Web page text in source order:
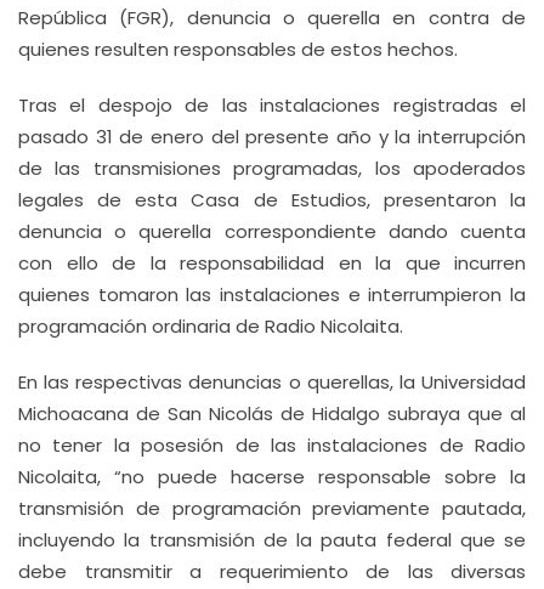
República (FGR), denuncia o querella en contra de
quienes resulten responsables de estos hechos.
Tras el despojo de las instalaciones registradas el
pasado 31 de enero del presente año y la interrupción
de las transmisiones programadas, los apoderados
legales de esta Casa de Estudios, presentaron la
denuncia o querella correspondiente dando cuenta
con ello de la responsabilidad en la que incurren
quienes tomaron las instalaciones e interrumpieron la
programación ordinaria de Radio Nicolaita.
En las respectivas denuncias o querellas, la Universidad
Michoacana de San Nicolás de Hidalgo subraya que al
no tener la posesión de las instalaciones de Radio
Nicolaita, “no puede hacerse responsable sobre la
transmisión de programación previamente pautada,
incluyendo la transmisión de la pauta federal que se
debe transmitir a requerimiento de las diversas